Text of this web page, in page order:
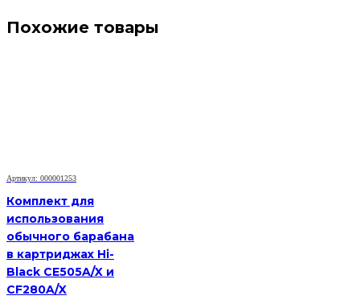
Похожие товары
Артикул: 000001253
Комплект для
использования
обычного барабана
в картриджах Hi-
Black CE505A/X и
CF280A/X